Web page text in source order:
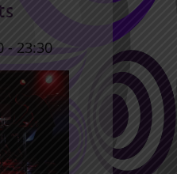
-23:30